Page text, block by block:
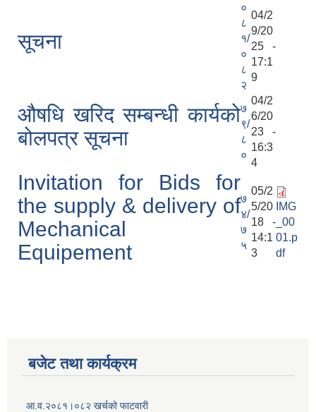
सूचना
०
८
१/
०
८
२
04/2
9/20
25 -
17:1
9
औषधि खरिद सम्बन्धी कार्यको
बोलपत्र सूचना
७
९/
८
०
04/2
6/20
23 -
16:3
4
Invitation for Bids for
the supply & delivery of
Mechanical
Equipement
७
४/
७
५
05/2
5/20
18 -
14:1
3
IMG
_00
01.p
df
बजेट तथा कार्यक्रम
आ‍.व.२०८१।०८२ खर्चको फाटवारी